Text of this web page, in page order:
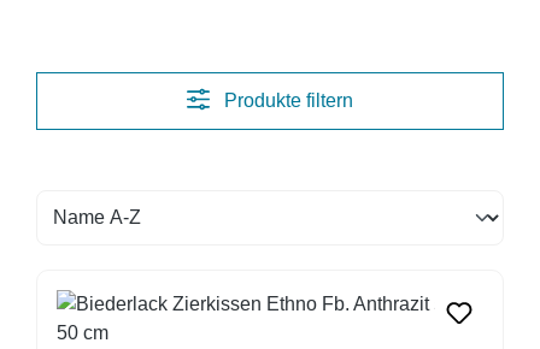
Produkte filtern